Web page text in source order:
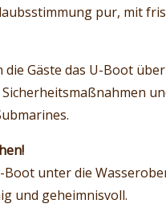
pur, mit
Gäste das U-Boot
unter die
und geheimnisvoll.